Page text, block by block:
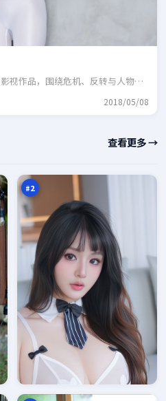
视作品，围绕危机、反转与人物成
2018/05/08
查看更多 →
#2
者
暗
码
城
97
万